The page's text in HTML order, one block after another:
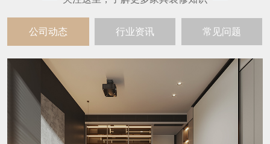
公司动态 行业资讯 常见问题